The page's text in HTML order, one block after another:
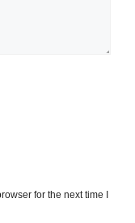
for the next time I